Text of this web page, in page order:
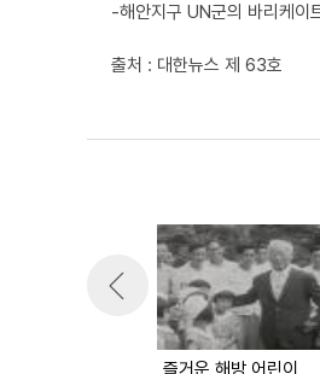
-해안지구 UN군의 바리케이
출처 : 대한뉴스 제 63호
즐거운 해방 어린이